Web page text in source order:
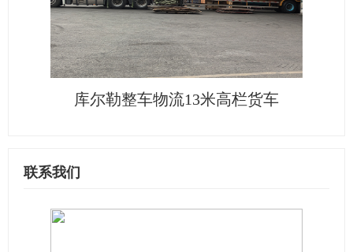
库尔勒整车物流13米高栏货车
联系我们